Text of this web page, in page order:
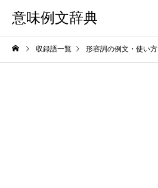
意味例文辞典
収録語一覧 形容詞の例文・使い方